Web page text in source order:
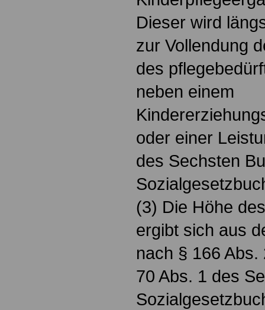
Dieser wird
zur Vollendung
des
neben einem
oder einer
des Sechsten
(3) Die Höhe
ergibt sich aus
nach § 166
70 Abs. 1 des